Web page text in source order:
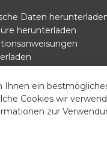
Daten
herunterladen
Ihnen ein
Cookies wir
zur